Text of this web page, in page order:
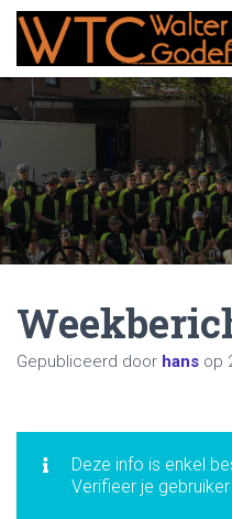
Gepubliceerd door hans op
Deze info is enkel
Verifieer je